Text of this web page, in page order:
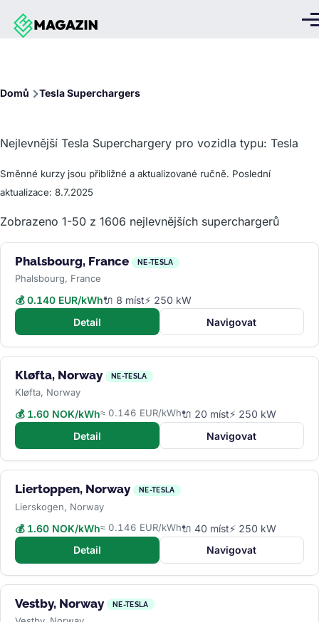
Přejít k hlavnímu obsahu
Domů Tesla Superchargers
Nejlevnější Tesla Superchargery pro vozidla typu: Tesla
Směnné kurzy jsou přibližné a aktualizované ručně. Poslední
aktualizace: 8.7.2025
Zobrazeno 1-50 z 1606 nejlevnějších superchargerů
Phalsbourg, France NE-TESLA
Phalsbourg, France
💰 0.140 EUR/kWh🔌 8 míst⚡ 250 kW
Detail
Navigovat
Kløfta, Norway NE-TESLA
Kløfta, Norway
💰 1.60 NOK/kWh≈ 0.146 EUR/kWh🔌 20 míst⚡ 250 kW
Detail
Navigovat
Liertoppen, Norway NE-TESLA
Lierskogen, Norway
💰 1.60 NOK/kWh≈ 0.146 EUR/kWh🔌 40 míst⚡ 250 kW
Detail
Navigovat
Vestby, Norway NE-TESLA